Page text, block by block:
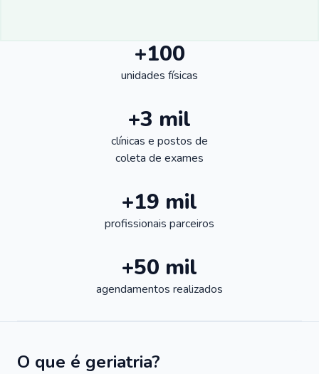
+100
unidades físicas
+3 mil
clínicas e postos de
coleta de exames
+19 mil
profissionais parceiros
+50 mil
agendamentos realizados
O que é geriatria?